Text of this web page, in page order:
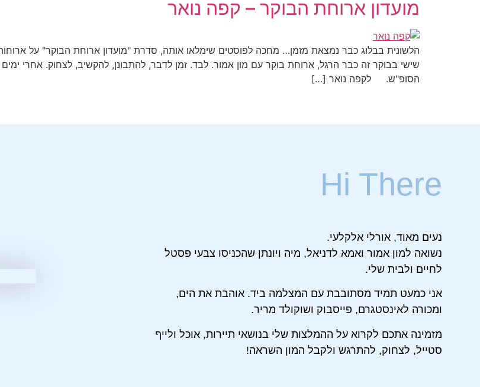
מועדון ארוחת הבוקר – קפה נואר
הלשונית בבלוג כבר נמצאת מזמן… מחכה לפוסטים שימלאו אותה, סדרת "מועדון ארוחת הבוקר" על
שישי בבוקר זה כבר הרגל, ארוחת בוקר עם מון אמור. לבד. זמן לדבר, להתבונן, להקשיב, לצחוק. אחרי
הסופ"ש. לקפה נואר […]
Hi There
נעים מאוד, אורלי אלקלעי.
נשואה למון אמור ואמא לדניאל, מיה ויונתן שהכניסו צבעי פסטל
לחיים ולבית שלי.
אני כמעט תמיד מסתובבת עם המצלמה ביד. אוהבת את הים,
ומכורה לאינסטגרם, פייסבוק ושוקולד מריר.
מזמינה אתכם לקרוא על ההמלצות שלי בנושאי תיירות, אוכל ולייף
סטייל, לצחוק, להתרגש ולקבל המון השראה!